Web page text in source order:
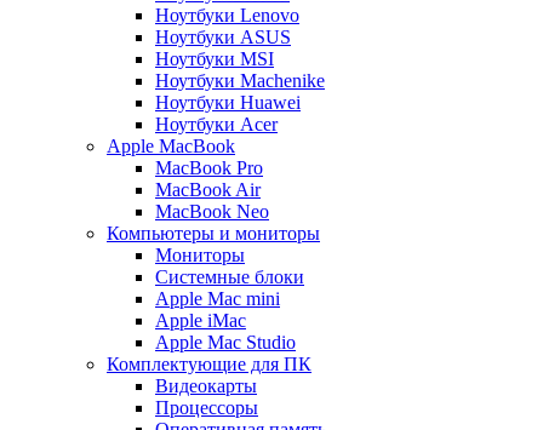
Ноутбуки Lenovo
Ноутбуки ASUS
Ноутбуки MSI
Ноутбуки Machenike
Ноутбуки Huawei
Ноутбуки Acer
Apple MacBook
MacBook Pro
MacBook Air
MacBook Neo
Компьютеры и мониторы
Мониторы
Системные блоки
Apple Mac mini
Apple iMac
Apple Mac Studio
Комплектующие для ПК
Видеокарты
Процессоры